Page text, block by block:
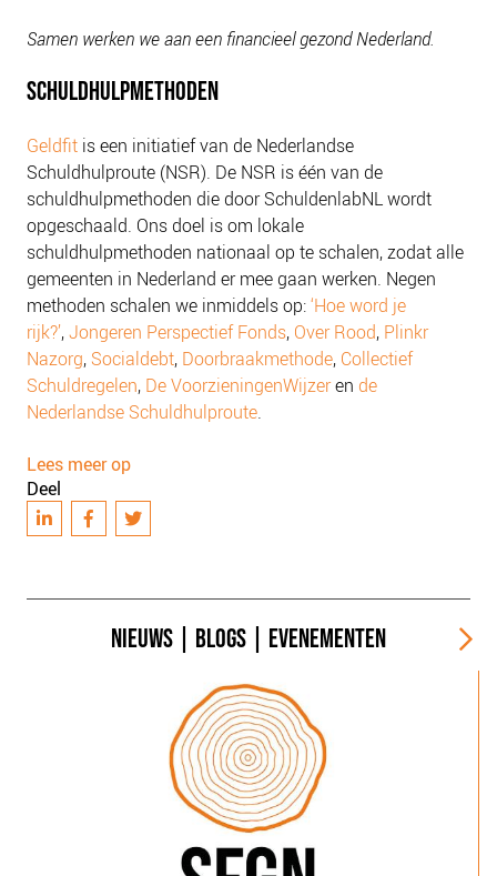
Samen werken we aan een financieel gezond Nederland.
SCHULDHULPMETHODEN
Geldfit is een initiatief van de Nederlandse
Schuldhulproute (NSR). De NSR is één van de
schuldhulpmethoden die door SchuldenlabNL wordt
opgeschaald. Ons doel is om lokale
schuldhulpmethoden nationaal op te schalen, zodat alle
gemeenten in Nederland er mee gaan werken. Negen
methoden schalen we inmiddels op:‘Hoe word je
rijk?’,Jongeren Perspectief Fonds, Over Rood, Plinkr
Nazorg, Socialdebt, Doorbraakmethode, Collectief
Schuldregelen, De VoorzieningenWijzeren de
Nederlandse Schuldhulproute.
Lees meer op
Deel
NIEUWS BLOGS EVENEMENTEN